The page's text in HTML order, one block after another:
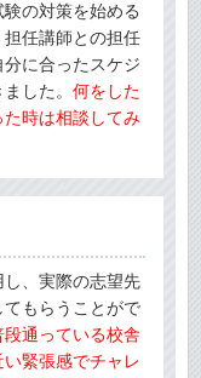
の対策を始める
任講師との担任
に合ったスケジ
した。 何をした
時は相談してみ
、実際の志望先
もらうことがで
通っている校舎
緊張感でチャレ